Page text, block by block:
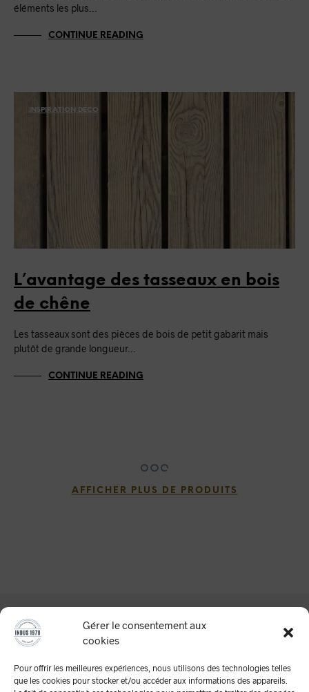
Gérer le consentement aux
cookies
Pour offrir les meilleures expériences, nous utilisons des technologies telles
que les cookies pour stocker et/ou accéder aux informations des appareils.
éléments les plus…
CONTINUE READING
INSPIRATION DÉCO
L’avantage des tasseaux en bois
de chêne
Les tasseaux sont des pièces de bois de petit gabarit mais
plutôt de grande longueur…
CONTINUE READING
AFFICHER PLUS DE PRODUITS